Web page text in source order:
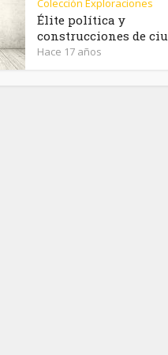
Colección Exploraciones
Élite política y
construcciones de
Hace 17 años